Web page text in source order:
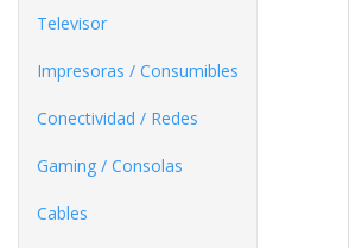
Televisor
Impresoras / Consumibles
Conectividad / Redes
Gaming / Consolas
Cables